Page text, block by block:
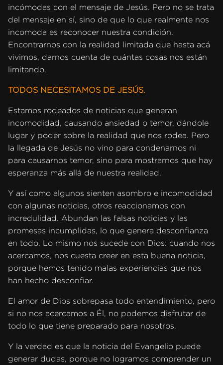
incómodas con el mensaje de Jesús. Pero no se trata
del mensaje en sí, sino de que lo que realmente nos
incomoda es reconocer nuestra condición.
Encontrarnos con la realidad limitada que hasta acá
vivimos, darnos cuenta de cuántas cosas nos están
limitando.
TODOS NECESITAMOS DE JESÚS.
Estamos rodeados de noticias que generan
incomodidad, causando ansiedad o temor, dándole
lugar y poder sobre la realidad que nos rodea. Pero
la llegada de Jesús no vino para condenarnos ni
para causarnos temor, sino para mostrarnos que hay
esperanza más allá de nuestra realidad.
Y así como algunos sienten asombro e incomodidad
con algunas noticias, otros reaccionamos con
incredulidad. Abundan las falsas noticias y las
promesas incumplidas, lo que genera desconfianza
en todo. Lo mismo nos sucede con Dios: cuando nos
acercamos, nos cuesta creer en esta buena noticia,
porque hemos tenido malas experiencias que nos
han hecho desconfiar.
El amor de Dios sobrepasa todo entendimiento, pero
si no nos acercamos a Él, no podemos disfrutar de
todo lo que tiene preparado para nosotros.
Y la verdad es que la noticia del Evangelio puede
generar dudas, porque no logramos comprender un